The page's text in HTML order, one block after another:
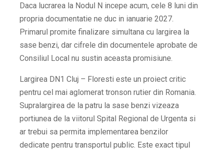
Daca lucrarea la Nodul N incepe acum, cele 8 luni din
propria documentatie ne duc in ianuarie 2027.
Primarul promite finalizare simultana cu largirea la
sase benzi, dar cifrele din documentele aprobate de
Consiliul Local nu sustin aceasta promisiune.
Largirea DN1 Cluj – Floresti este un proiect critic
pentru cel mai aglomerat tronson rutier din Romania.
Supralargirea de la patru la sase benzi vizeaza
portiunea de la viitorul Spital Regional de Urgenta si
ar trebui sa permita implementarea benzilor
dedicate pentru transportul public. Este exact tipul